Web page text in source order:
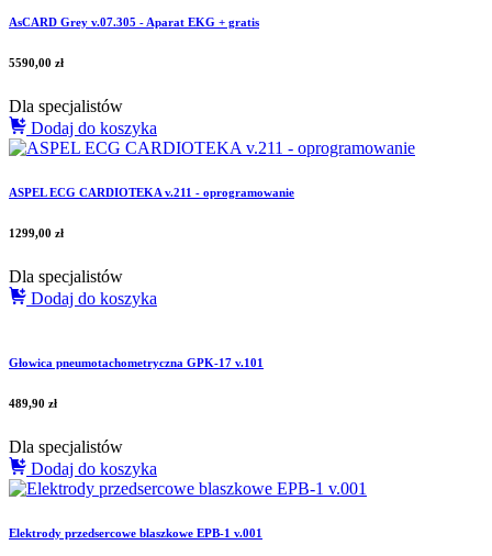
AsCARD Grey v.07.305 - Aparat EKG + gratis
5590,00 zł
Dla specjalistów
Dodaj do koszyka
ASPEL ECG CARDIOTEKA v.211 - oprogramowanie
1299,00 zł
Dla specjalistów
Dodaj do koszyka
Głowica pneumotachometryczna GPK-17 v.101
489,90 zł
Dla specjalistów
Dodaj do koszyka
Elektrody przedsercowe blaszkowe EPB-1 v.001